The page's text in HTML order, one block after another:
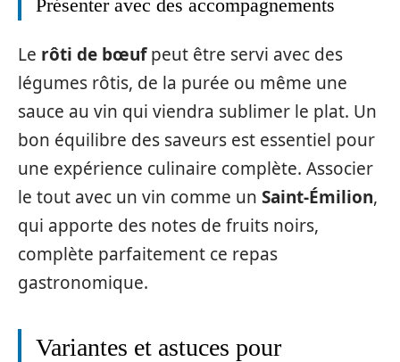
Présenter avec des accompagnements
Le rôti de bœufpeut être servi avec des
légumes rôtis, de la purée ou même une
sauce au vin qui viendra sublimer le plat. Un
bon équilibre des saveurs est essentiel pour
une expérience culinaire complète. Associer
le tout avec un vin comme un Saint-Émilion,
qui apporte des notes de fruits noirs,
complète parfaitement ce repas
gastronomique.
Variantes et astuces pour